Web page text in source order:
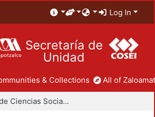
Log In
Secretaría de
Unidad
& Collections All of
División de Ciencias Sociales y Humanidades